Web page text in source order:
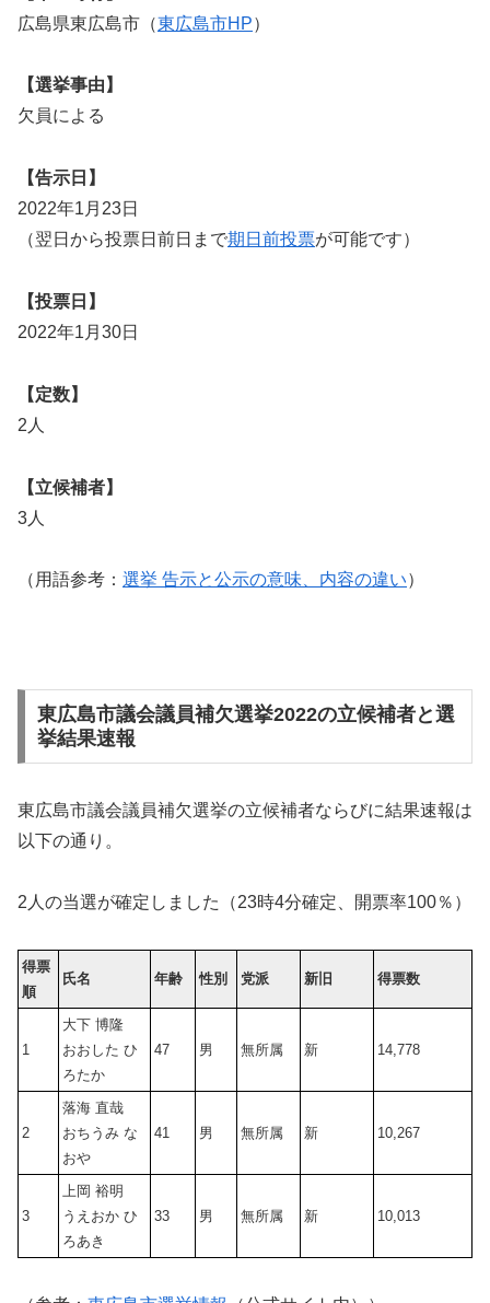
広島県東広島市（東広島市HP）
【選挙事由】
欠員による
【告示日】
2022年1月23日
（翌日から投票日前日まで期日前投票が可能です）
【投票日】
2022年1月30日
【定数】
2人
【立候補者】
3人
（用語参考： 選挙 告示と公示の意味、内容の違い）
東広島市議会議員補欠選挙2022の立候補者と選
挙結果速報
東広島市議会議員補欠選挙の立候補者ならびに結果速報は
以下の通り。
2人の当選が確定しました（23時4分確定、開票率100％）
得票
順
氏名 年齢 性別 党派 新旧 得票数
1
大下 博隆
おおした ひ
ろたか
47 男 無所属 新 14,778
2
落海 直哉
おちうみ な
おや
41 男 無所属 新 10,267
3
上岡 裕明
うえおか ひ
ろあき
33 男 無所属 新 10,013